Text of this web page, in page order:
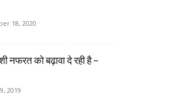
18, 2020
नफरत को बढ़ावा दे रही है –
2019